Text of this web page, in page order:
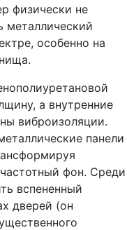
физически не
металлический
особенно на
а внутренние
виброизоляции.
панели
фон. Среди
вспененный
дверей (он